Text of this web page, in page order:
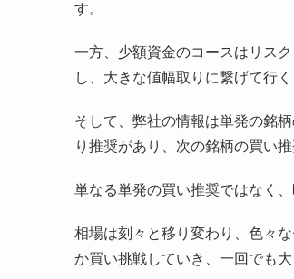
す。
一方、少額資金のコースはリス
し、大きな値幅取りに繋げて行く
そして、弊社の情報は単発の銘
り推奨があり、次の銘柄の買い
単なる単発の買い推奨ではなく
相場は刻々と移り変わり、色々
か買い挑戦していき、一回でも